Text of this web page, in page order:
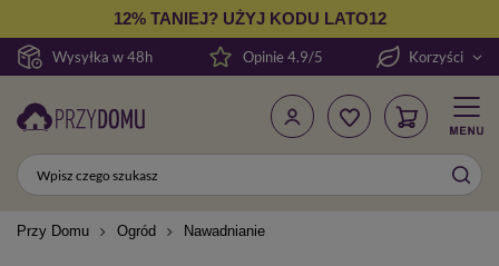
Wysyłka w 48h
12% TANIEJ? UŻYJ KODU LATO12
Opinie 4.9/5 Korzyści
Przy Domu Ogród Nawadnianie